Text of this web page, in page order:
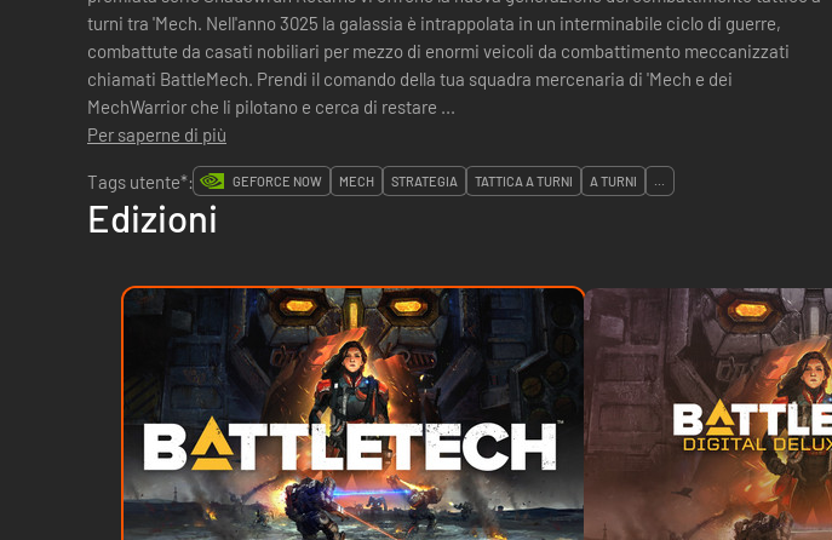
turni tra 'Mech. Nell'anno 3025 la galassia è intrappolata in un interminabile ciclo di guerre,
combattute da casati nobiliari per mezzo di enormi veicoli da combattimento meccanizzati
chiamati BattleMech. Prendi il comando della tua squadra mercenaria di 'Mech e dei
MechWarrior che li pilotano e cerca di restare ...
Per saperne di più
Tags utente*:
GEFORCE NOW MECH STRATEGIA TATTICA A TURNI A TURNI ...
Edizioni